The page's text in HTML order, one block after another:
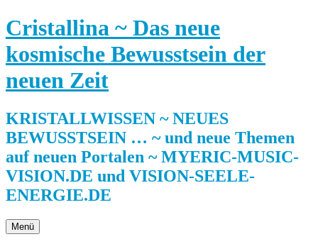
Zum
Inhalt
springen
Cristallina ~ Das neue
kosmische Bewusstsein der
neuen Zeit
KRISTALLWISSEN ~ NEUES
BEWUSSTSEIN … ~ und neue Themen
auf neuen Portalen ~ MYERIC-MUSIC-
VISION.DE und VISION-SEELE-
ENERGIE.DE
Menü